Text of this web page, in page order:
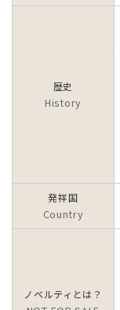
歴史
History
発祥国
Country
ノベルティとは？